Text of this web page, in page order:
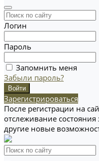
Логин
Пароль
Запомнить меня
Забыли пароль?
Зарегистрироваться
После регистрации на
отслеживание
другие новые